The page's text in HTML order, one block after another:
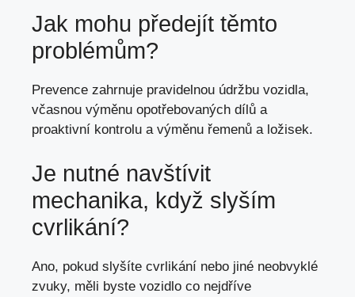
Jak mohu předejít těmto
problémům?
Prevence zahrnuje pravidelnou údržbu vozidla,
včasnou výměnu opotřebovaných dílů a
proaktivní kontrolu a výměnu řemenů a ložisek.
Je nutné navštívit
mechanika, když slyším
cvrlikání?
Ano, pokud slyšíte cvrlikání nebo jiné neobvyklé
zvuky, měli byste vozidlo co nejdříve